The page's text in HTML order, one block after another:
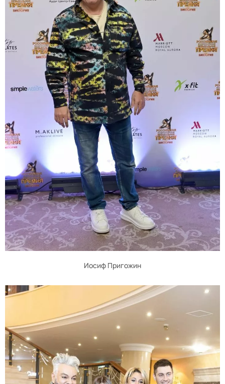
Иосиф Пригожин